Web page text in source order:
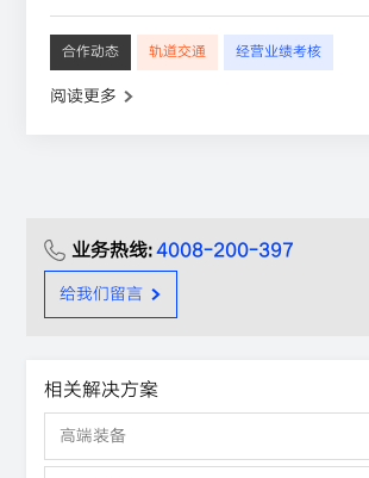
合作动态 轨道交通 经营业绩考核
阅读更多
业务热线:4008-200-397
给我们留言
相关解决方案
高端装备